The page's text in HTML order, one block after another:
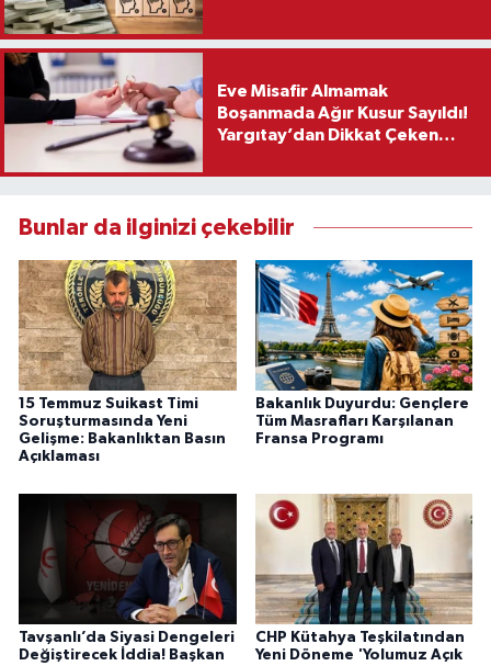
Eve Misafir Almamak
Boşanmada Ağır Kusur Sayıldı!
Yargıtay’dan Dikkat Çeken
Bunlar da ilginizi çekebilir
15 Temmuz Suikast Timi
Soruşturmasında Yeni
Gelişme: Bakanlıktan Basın
Açıklaması
Bakanlık Duyurdu: Gençlere
Tüm Masrafları Karşılanan
Fransa Programı
Tavşanlı’da Siyasi Dengeleri
Değiştirecek İddia! Başkan
CHP Kütahya Teşkilatından
Yeni Döneme 'Yolumuz Açık